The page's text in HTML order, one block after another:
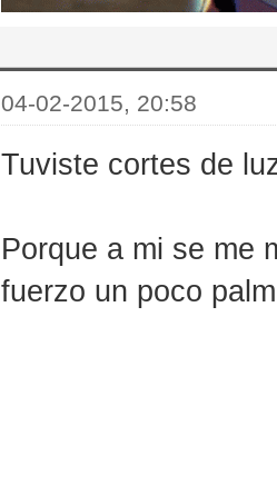
04-02-2015, 20:58
Tuviste cortes de
Porque a mi se me
fuerzo un poco